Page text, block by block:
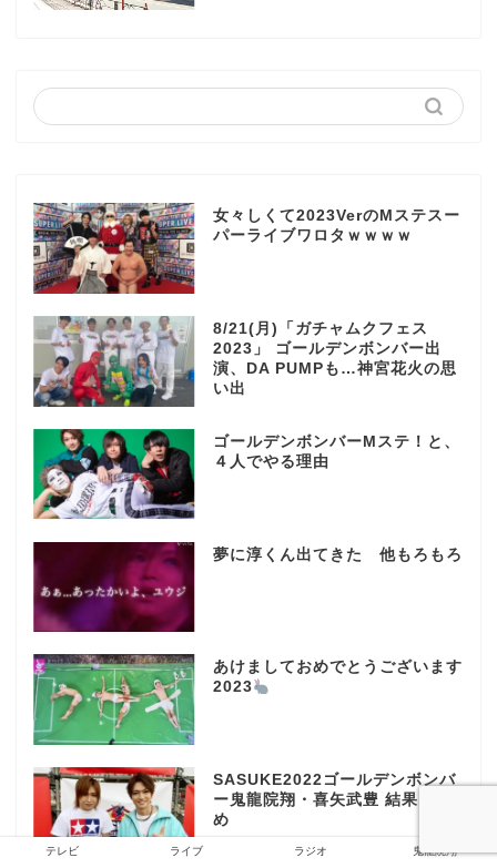
女々しくて2023VerのMステスー
パーライブワロタｗｗｗｗ
8/21(月)「ガチャムクフェス
2023」 ゴールデンボンバー出
演、DA PUMPも…神宮花火の思
い出
ゴールデンボンバーMステ！と、
４人でやる理由
夢に淳くん出てきた 他もろもろ
あけましておめでとうございます
2023
SASUKE2022ゴールデンボンバ
ー鬼龍院翔・喜矢武豊 結果まと
め
テレビ ライブ ラジオ 鬼龍院翔